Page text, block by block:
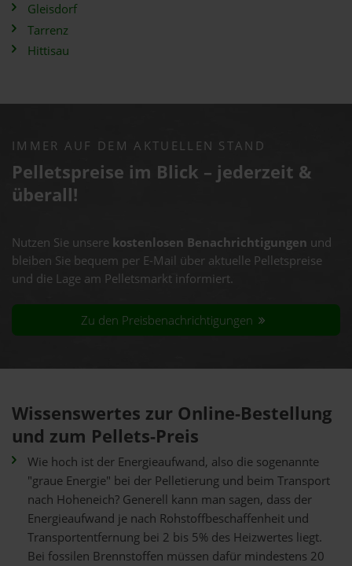
Gleisdorf
Tarrenz
Hittisau
IMMER AUF DEM AKTUELLEN STAND
Pelletspreise im Blick – jederzeit &
überall!
Nutzen Sie unsere kostenlosen Benachrichtigungen und
bleiben Sie bequem per E-Mail über aktuelle Pelletspreise
und die Lage am Pelletsmarkt informiert.
Zu den Preisbenachrichtigungen
Wissenswertes zur Online-Bestellung
und zum Pellets-Preis
Wie hoch ist der Energieaufwand, also die sogenannte
"graue Energie" bei der Pelletierung und beim Transport
nach Hoheneich? Generell kann man sagen, dass der
Energieaufwand je nach Rohstoffbeschaffenheit und
Transportentfernung bei 2 bis 5% des Heizwertes liegt.
Bei fossilen Brennstoffen müssen dafür mindestens 20